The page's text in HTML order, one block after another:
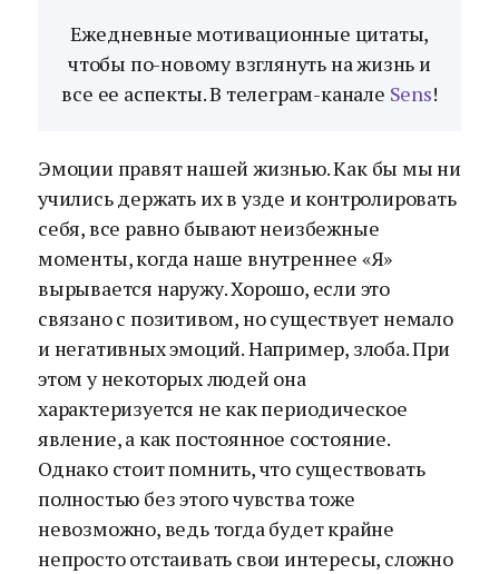
Ежедневные мотивационные цитаты,
чтобы по-новому взглянуть на жизнь и
все ее аспекты. В телеграм-канале Sens!
Эмоции правят нашей жизнью. Как бы мы ни
учились держать их в узде и контролировать
себя, все равно бывают неизбежные
моменты, когда наше внутреннее «Я»
вырывается наружу. Хорошо, если это
связано с позитивом, но существует немало
и негативных эмоций. Например, злоба. При
этом у некоторых людей она
характеризуется не как периодическое
явление, а как постоянное состояние.
Однако стоит помнить, что существовать
полностью без этого чувства тоже
невозможно, ведь тогда будет крайне
непросто отстаивать свои интересы, сложно